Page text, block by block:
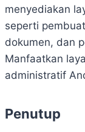
menyediakan
seperti
dokumen, dan
Manfaatkan
administratif
Penutup